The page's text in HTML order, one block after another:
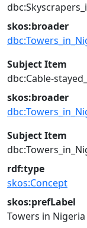
skos:broader
Subject Item
dbc:Cable-
skos:broader
Subject Item
rdf:type
skos:Concept
skos:prefLabel
Towers in Nigeria